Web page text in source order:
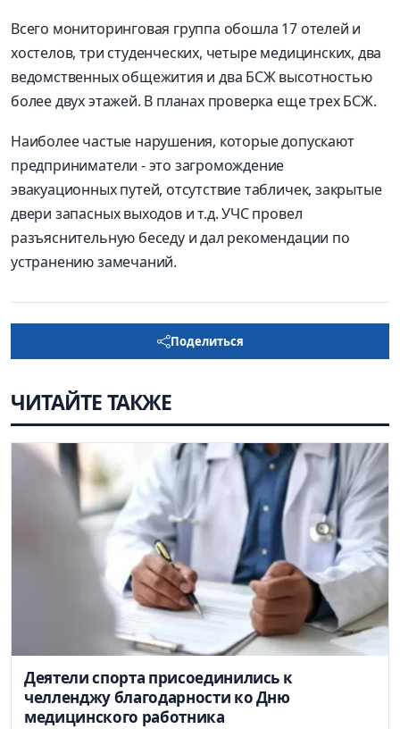
Всего мониторинговая группа обошла 17 отелей и
хостелов, три студенческих, четыре медицинских, два
ведомственных общежития и два БСЖ высотностью
более двух этажей. В планах проверка еще трех БСЖ.
Наиболее частые нарушения, которые допускают
предприниматели - это загромождение
эвакуационных путей, отсутствие табличек, закрытые
двери запасных выходов и т.д. УЧС провел
разъяснительную беседу и дал рекомендации по
устранению замечаний.
Поделиться
ЧИТАЙТЕ ТАКЖЕ
Деятели спорта присоединились к
челленджу благодарности ко Дню
медицинского работника